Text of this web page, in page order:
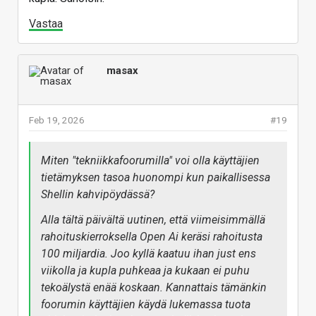
www.bloomberg.com
Vastaa
masax
#19
Feb 19, 2026
Miten "tekniikkafoorumilla" voi olla käyttäjien
tietämyksen tasoa huonompi kun paikallisessa
Shellin kahvipöydässä?
Alla tältä päivältä uutinen, että viimeisimmällä
rahoituskierroksella Open Ai keräsi rahoitusta
100 miljardia. Joo kyllä kaatuu ihan just ens
viikolla ja kupla puhkeaa ja kukaan ei puhu
tekoälystä enää koskaan. Kannattais tämänkin
foorumin käyttäjien käydä lukemassa tuota